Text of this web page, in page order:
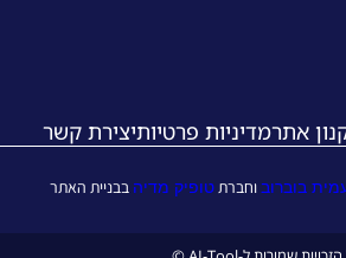
אתרמדיניות פרטיותיצירת קשר
בוברובוחברתטופיק מדיה בבניית האתר